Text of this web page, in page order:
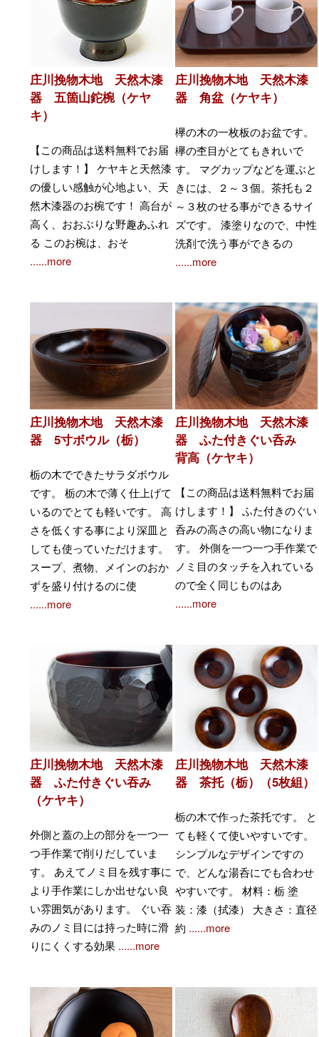
庄川挽物木地 天然木漆
器 五箇山鉈椀（ケヤ
キ）
【この商品は送料無料でお届
けします！】 ケヤキと天然漆
の優しい感触が心地よい、天
然木漆器のお椀です！ 高台が
高く、おおぶりな野趣あふれ
る このお椀は、おそ
......more
庄川挽物木地 天然木漆
器 角盆（ケヤキ）
欅の木の一枚板のお盆です。
欅の杢目がとてもきれいで
す。 マグカップなどを運ぶと
きには、２～３個。茶托も２
～３枚のせる事ができるサイ
ズです。 漆塗りなので、中性
洗剤で洗う事ができるの
......more
庄川挽物木地 天然木漆
器 5寸ボウル（栃）
栃の木でできたサラダボウル
です。 栃の木で薄く仕上げて
いるのでとても軽いです。 高
さを低くする事により深皿と
しても使っていただけます。
スープ、煮物、メインのおか
ずを盛り付けるのに使
......more
庄川挽物木地 天然木漆
器 ふた付きぐい呑み
背高（ケヤキ）
【この商品は送料無料でお届
けします！】 ふた付きのぐい
呑みの高さの高い物になりま
す。 外側を一つ一つ手作業で
ノミ目のタッチを入れている
ので全く同じものはあ
......more
庄川挽物木地 天然木漆
器 ふた付きぐい吞み
（ケヤキ）
外側と蓋の上の部分を一つ一
つ手作業で削りだしていま
す。 あえてノミ目を残す事に
より手作業にしか出せない良
い雰囲気があります。 ぐい吞
みのノミ目には持った時に滑
りにくくする効果 ......more
庄川挽物木地 天然木漆
器 茶托（栃）（5枚組）
栃の木で作った茶托です。 と
ても軽くて使いやすいです。
シンプルなデザインですの
で、どんな湯呑にでも合わせ
やすいです。 材料：栃 塗
装：漆（拭漆） 大きさ：直径
約 ......more